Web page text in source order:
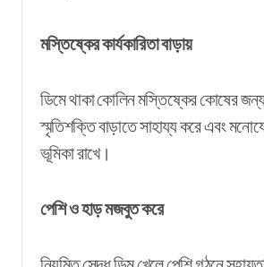
মস্তিষ্কের কার্যকারিতা বাড়ায়
ডিমে থাকা কোলিন মস্তিষ্কের কোষের
স্মৃতিশক্তি বাড়াতে সাহায্য করে এবং
ভূমিকা রাখে।
পেশি ও হাড় মজবুত করে